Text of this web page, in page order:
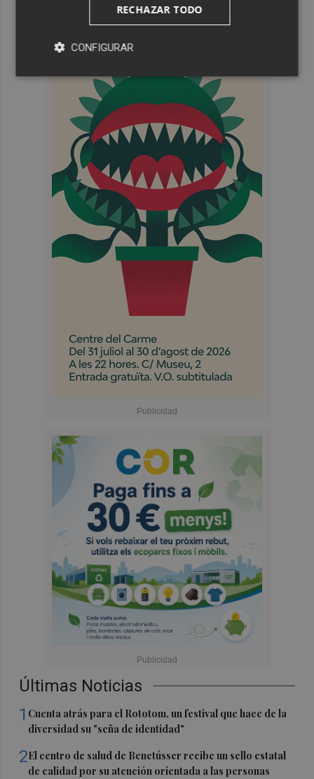
Últimas Noticias
1 Cuenta atrás para el Rototom, un festival que hace de la
diversidad su "seña de identidad"
2El centro de salud de Benetússer recibe un sello estatal
de calidad por su atención orientada a las personas
RECHAZAR TODO
CONFIGURAR